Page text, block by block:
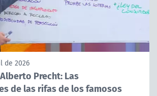
de 2026
Precht: Las
de las rifas de los famosos